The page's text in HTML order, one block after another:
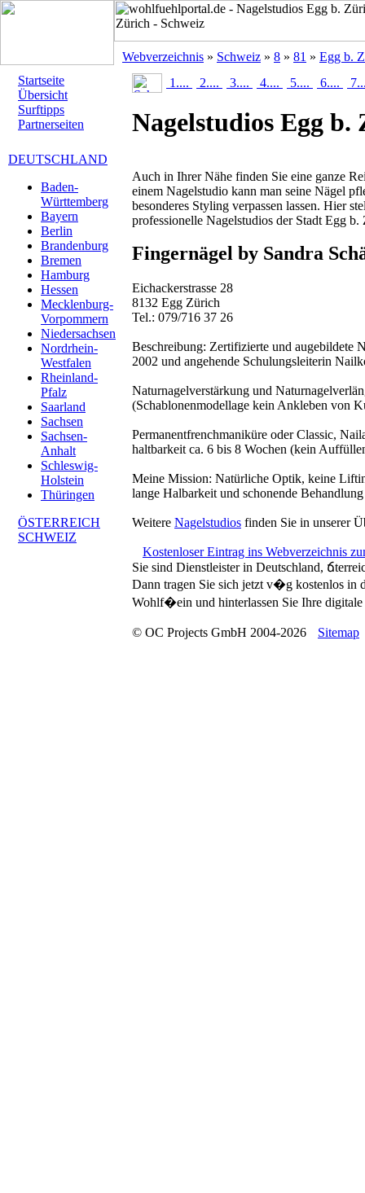
Webverzeichnis » Schweiz » 8 » 81 » Egg b.
Startseite
Übersicht
Surftipps
Partnerseiten
DEUTSCHLAND
Baden-
Württemberg
Bayern
Berlin
Brandenburg
Bremen
Hamburg
Hessen
Mecklenburg-
Vorpommern
Niedersachsen
Nordrhein-
Westfalen
Rheinland-
Pfalz
Saarland
Sachsen
Sachsen-
Anhalt
Schleswig-
Holstein
Thüringen
ÖSTERREICH
SCHWEIZ
1.... 2.... 3.... 4.... 5.... 6....
Nagelstudios Egg b.
Auch in Ihrer Nähe finden Sie eine ganze
einem Nagelstudio kann man seine Nägel
besonderes Styling verpassen lassen. Hier
professionelle Nagelstudios der Stadt Egg b.
Fingernägel by Sandra
Eichackerstrasse 28
8132 Egg Zürich
Tel.: 079/716 37 26
Beschreibung: Zertifizierte und augebildete
2002 und angehende Schulungsleiterin
Naturnagelverstärkung und
(Schablonenmodellage kein Ankleben von
Permanentfrenchmaniküre oder Classic,
haltbarkeit ca. 6 bis 8 Wochen (kein
Meine Mission: Natürliche Optik, keine
lange Halbarkeit und schonende
Weitere Nagelstudios finden Sie in unserer
Kostenloser Eintrag ins Webverzeichnis
Sie sind Dienstleister in Deutschland,
Dann tragen Sie sich jetzt v�g kostenlos in
Wohlf�ein und hinterlassen Sie Ihre
© OC Projects GmbH 2004-2026 Sitemap